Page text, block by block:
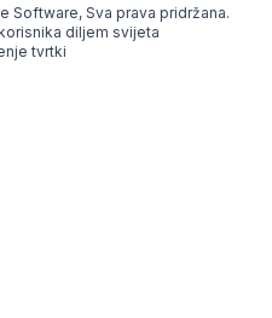
Software, Sva prava pridržana.
diljem svijeta
tvrtki